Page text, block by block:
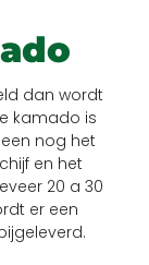
dan wordt
kamado is
nog het
en het
20 a 30
er een